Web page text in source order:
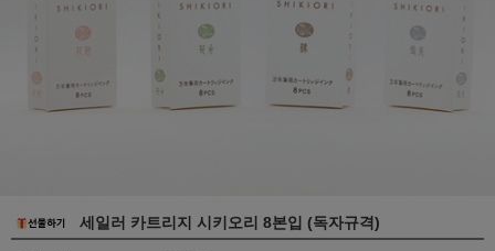
세일러 카트리지 시키오리 8본입 (독자규격)